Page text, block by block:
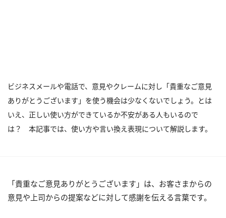
ビジネスメールや電話で、意見やクレームに対し「貴重なご意見
ありがとうございます」を使う機会は少なくないでしょう。とは
いえ、正しい使い方ができているか不安がある人もいるので
は？ 本記事では、使い方や言い換え表現について解説します。
「貴重なご意見ありがとうございます」は、お客さまからの
意見や上司からの提案などに対して感謝を伝える言葉です。